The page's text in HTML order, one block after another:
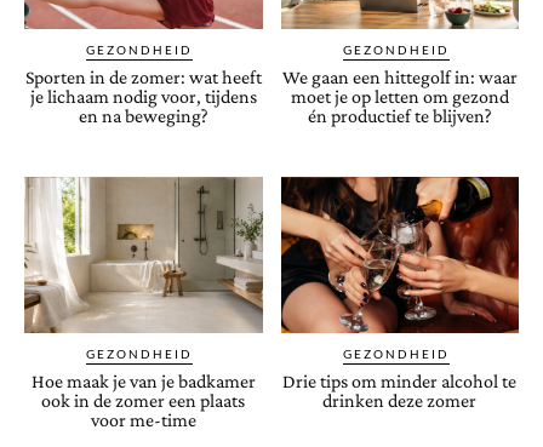
GEZONDHEID
Sporten in de zomer: wat heeft
je lichaam nodig voor, tijdens
en na beweging?
GEZONDHEID
We gaan een hittegolf in: waar
moet je op letten om gezond
én productief te blijven?
GEZONDHEID
Hoe maak je van je badkamer
ook in de zomer een plaats
voor me-time
GEZONDHEID
Drie tips om minder alcohol te
drinken deze zomer